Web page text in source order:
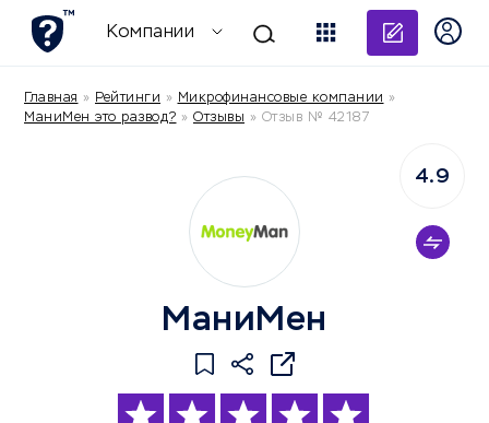
Компании
Главная » Рейтинги » Микрофинансовые компании »
МаниМен это развод? » Отзывы » Отзыв № 42187
МаниМен
4.9